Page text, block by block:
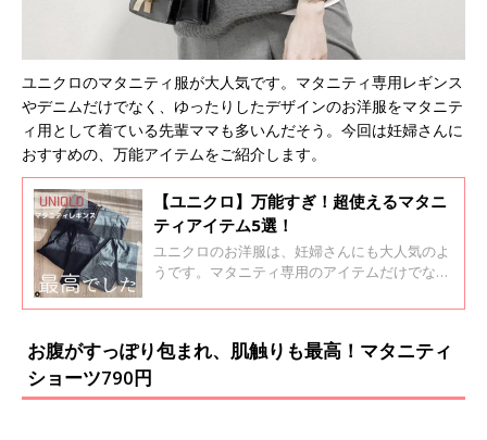
ユニクロのマタニティ服が大人気です。マタニティ専用レギンス
やデニムだけでなく、ゆったりしたデザインのお洋服をマタニテ
ィ用として着ている先輩ママも多いんだそう。今回は妊婦さんに
おすすめの、万能アイテムをご紹介します。
【ユニクロ】万能すぎ！超使えるマタニ
ティアイテム5選！
ユニクロのお洋服は、妊婦さんにも大人気のよ
うです。マタニティ専用のアイテムだけでな
利だと、愛用しているママが多いんだとか。今
をご紹介します。
お腹がすっぽり包まれ、肌触りも最高！マタニティ
ショーツ790円